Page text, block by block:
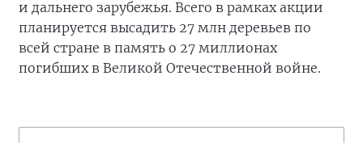
и дальнего зарубежья. Всего в рамках акции
планируется высадить 27 млн деревьев по
всей стране в память о 27 миллионах
погибших в Великой Отечественной войне.